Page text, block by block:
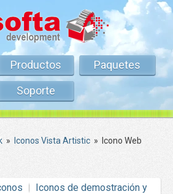
Productos
Paquetes
Soporte
» Iconos Vista Artistic »
Icono Web
Iconos de demostración y